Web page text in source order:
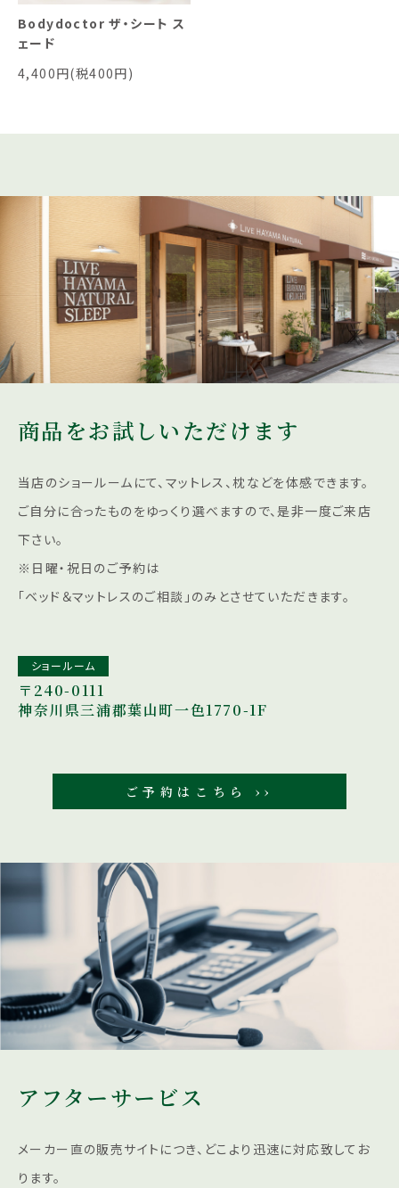
Bodydoctor ザ・シート ス
ェード
4,400円(税400円)
商品をお試しいただけます
当店のショールームにて、マットレス、枕などを体感できます。
ご自分に合ったものをゆっくり選べますので、是非一度ご来店
下さい。
※日曜・祝日のご予約は
「ベッド＆マットレスのご相談」のみとさせていただきます。
ショールーム
〒240-0111
神奈川県三浦郡葉山町一色1770-1F
ご予約はこちら ››
アフターサービス
メーカー直の販売サイトにつき、どこより迅速に対応致してお
ります。